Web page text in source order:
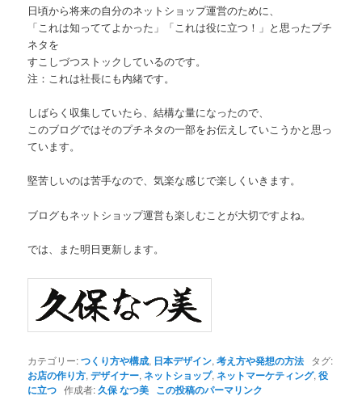
日頃から将来の自分のネットショップ運営のために、
「これは知っててよかった」「これは役に立つ！」と思ったプチ
ネタを
すこしづつストックしているのです。
注：これは社長にも内緒です。
しばらく収集していたら、結構な量になったので、
このブログではそのプチネタの一部をお伝えしていこうかと思っ
ています。
堅苦しいのは苦手なので、気楽な感じで楽しくいきます。
ブログもネットショップ運営も楽しむことが大切ですよね。
では、また明日更新します。
カテゴリー:つくり方や構成, 日本デザイン,考え方や発想の方法 タグ:
お店の作り方,デザイナー,ネットショップ,ネットマーケティング,役
に立つ 作成者:久保 なつ美 この投稿のパーマリンク